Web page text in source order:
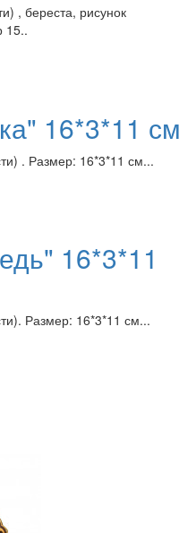
, береста, рисунок
15..
16*3*11 см
. Размер: 16*3*11 см...
16*3*11
Размер: 16*3*11 см...